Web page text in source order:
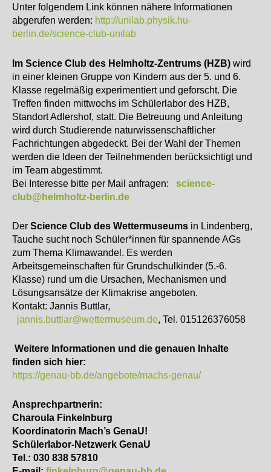
Unter folgendem Link können nähere Informationen
abgerufen werden: http://unilab.physik.hu-
berlin.de/science-club-unilab
Im Science Club des Helmholtz-Zentrums (HZB) wird
in einer kleinen Gruppe von Kindern aus der 5. und 6.
Klasse regelmäßig experimentiert und geforscht. Die
Treffen finden mittwochs im Schülerlabor des HZB,
Standort Adlershof, statt. Die Betreuung und Anleitung
wird durch Studierende naturwissenschaftlicher
Fachrichtungen abgedeckt. Bei der Wahl der Themen
werden die Ideen der Teilnehmenden berücksichtigt und
im Team abgestimmt.
Bei Interesse bitte per Mail anfragen: science-
club@helmholtz-berlin.de
Der Science Club des Wettermuseums in Lindenberg,
Tauche sucht noch Schüler*innen für spannende AGs
zum Thema Klimawandel. Es werden
Arbeitsgemeinschaften für Grundschulkinder (5.-6.
Klasse) rund um die Ursachen, Mechanismen und
Lösungsansätze der Klimakrise angeboten.
Kontakt: Jannis Buttlar,
jannis.buttlar@wettermuseum.de, Tel. 015126376058
Weitere Informationen und die genauen Inhalte
finden sich hier:
https://genau-bb.de/angebote/machs-genau/
Ansprechpartnerin:
Charoula Finkelnburg
Koordinatorin Mach’s GenaU!
Schülerlabor-Netzwerk GenaU
Tel.: 030 838 57810